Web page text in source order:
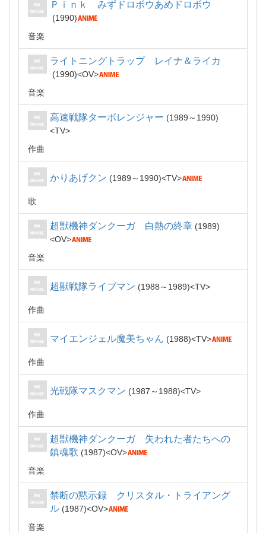
Ｐｉｎｋ みずドロボウあめドロボウ
1990
音楽
ライトニングトラップ レイナ＆ライカ
1990
OV
音楽
高速戦隊ターボレンジャー
1989～1990
TV
作曲
かりあげクン 1989～1990 TV
歌
超獣機神ダンクーガ 白熱の終章
1989
OV
音楽
超獣戦隊ライブマン 1988～1989 TV
作曲
マイエンジェル魔美ちゃん 1988 TV
作曲
光戦隊マスクマン 1987～1988 TV
作曲
超獣機神ダンクーガ 失われた者たちへの
鎮魂歌
1987
OV
音楽
禁断の黙示録 クリスタル・トライアング
ル
1987
OV
音楽